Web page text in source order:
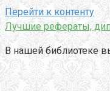
Перейти к контенту
Лучшие рефераты,
В нашей библиотеке